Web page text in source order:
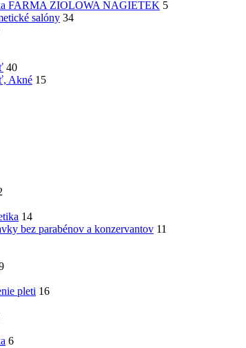
FARMA ZIOLOWA NAGIETEK 5
salóny 34
40
Akné 15
14
bez parabénov a konzervantov 11
pleti 16
6